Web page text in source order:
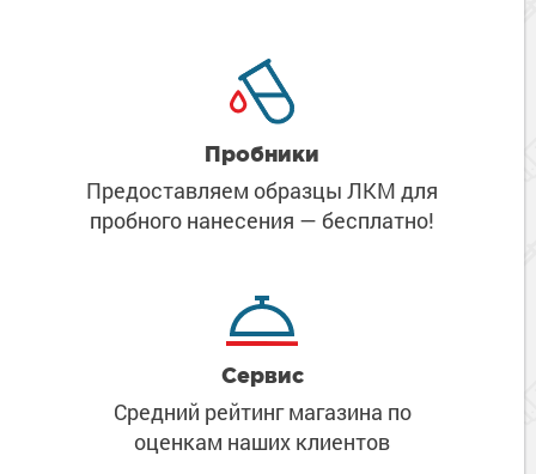
Пробники
Предоставляем образцы ЛКМ для
пробного нанесения — бесплатно!
Сервис
Средний рейтинг магазина по
оценкам наших клиентов